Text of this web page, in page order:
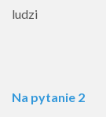
ludzi
Na pytanie 2